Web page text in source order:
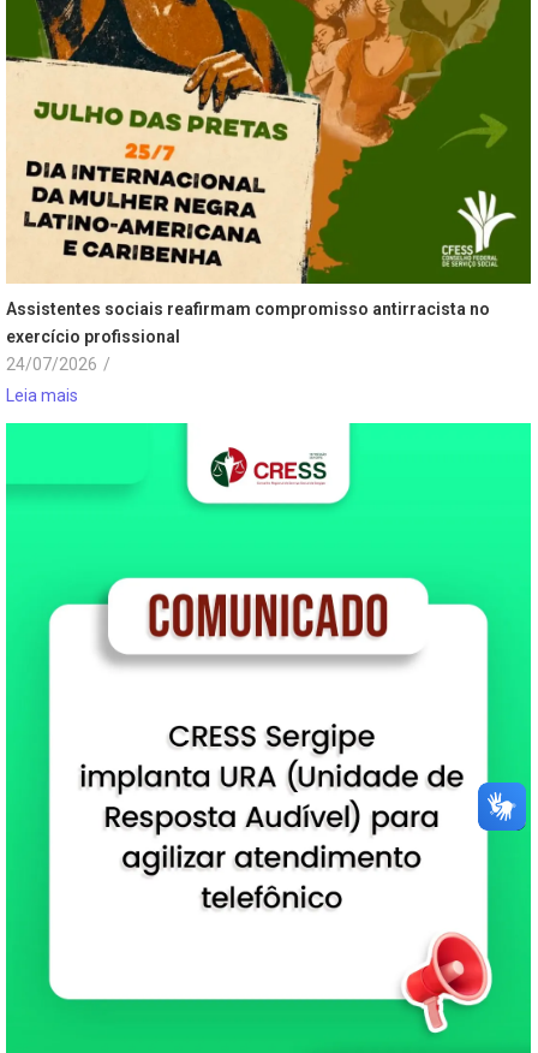
Assistentes sociais reafirmam compromisso antirracista no
exercício profissional
24/07/2026 /
Leia mais